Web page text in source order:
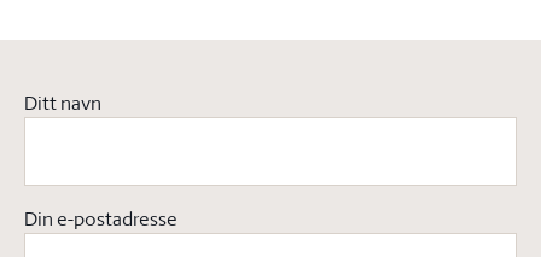
Ditt navn
Din e-postadresse